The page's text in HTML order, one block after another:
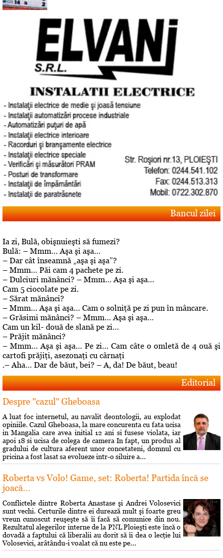
Bancul zilei
Ia zi, Bulă, obişnuieşti să fumezi?
Bulă: – Mmm… Aşa şi aşa…
– Dar cât înseamnă „aşa şi aşa”?
– Mmm… Păi cam 4 pachete pe zi.
– Dulciuri mănânci? – Mmm… Aşa şi aşa…
Cam 5 ciocolate pe zi.
– Sărat mănânci?
– Mmm… Aşa şi aşa… Cam o solniţă pe zi pun în mâncare.
– Grăsimi mănânci? – Mmm… Aşa şi aşa…
Cam un kil- două de slană pe zi…
– Prăjit mănânci?
– Mmm… Aşa şi aşa… Pe zi… Cam câte o omletă de 4 ouă şi
cartofi prăjiţi, asezonaţi cu cârnaţi
.– Aha… Dar de băut, bei? – A, da! De băut, beau!
Editorial
Despre "cazul" Gheboasa
A luat foc internetul, au navalit deontologii, au explodat
opiniile. Cazul Gheboasa, la mare concurenta cu fata ucisa
in Mangalia care avea initial 12 ani si fusese violata, iar
apoi 18 si ucisa de colega de camera In fapt, un produs al
gradului de cultura aferent unor concetateni, domnul cu
pricina a fost lasat sa evolueze intr-o siluire a...
Roberta vs Volo! Game, set: Roberta! Partida încă se
joacă...
Conflictele dintre Roberta Anastase şi Andrei Volosevici
sunt vechi. Certurile dintre ei durează mult şi foarte greu
vreun cunoscut reuşeşte să îi facă să comunice din nou.
Rezultatul alegerilor interne de la PNL Ploieşti este încă o
dovadă a faptului că liberalii au dorit să îi dea o lecţie lui
Volosevici, arâtându-i voalat că nu este pe...